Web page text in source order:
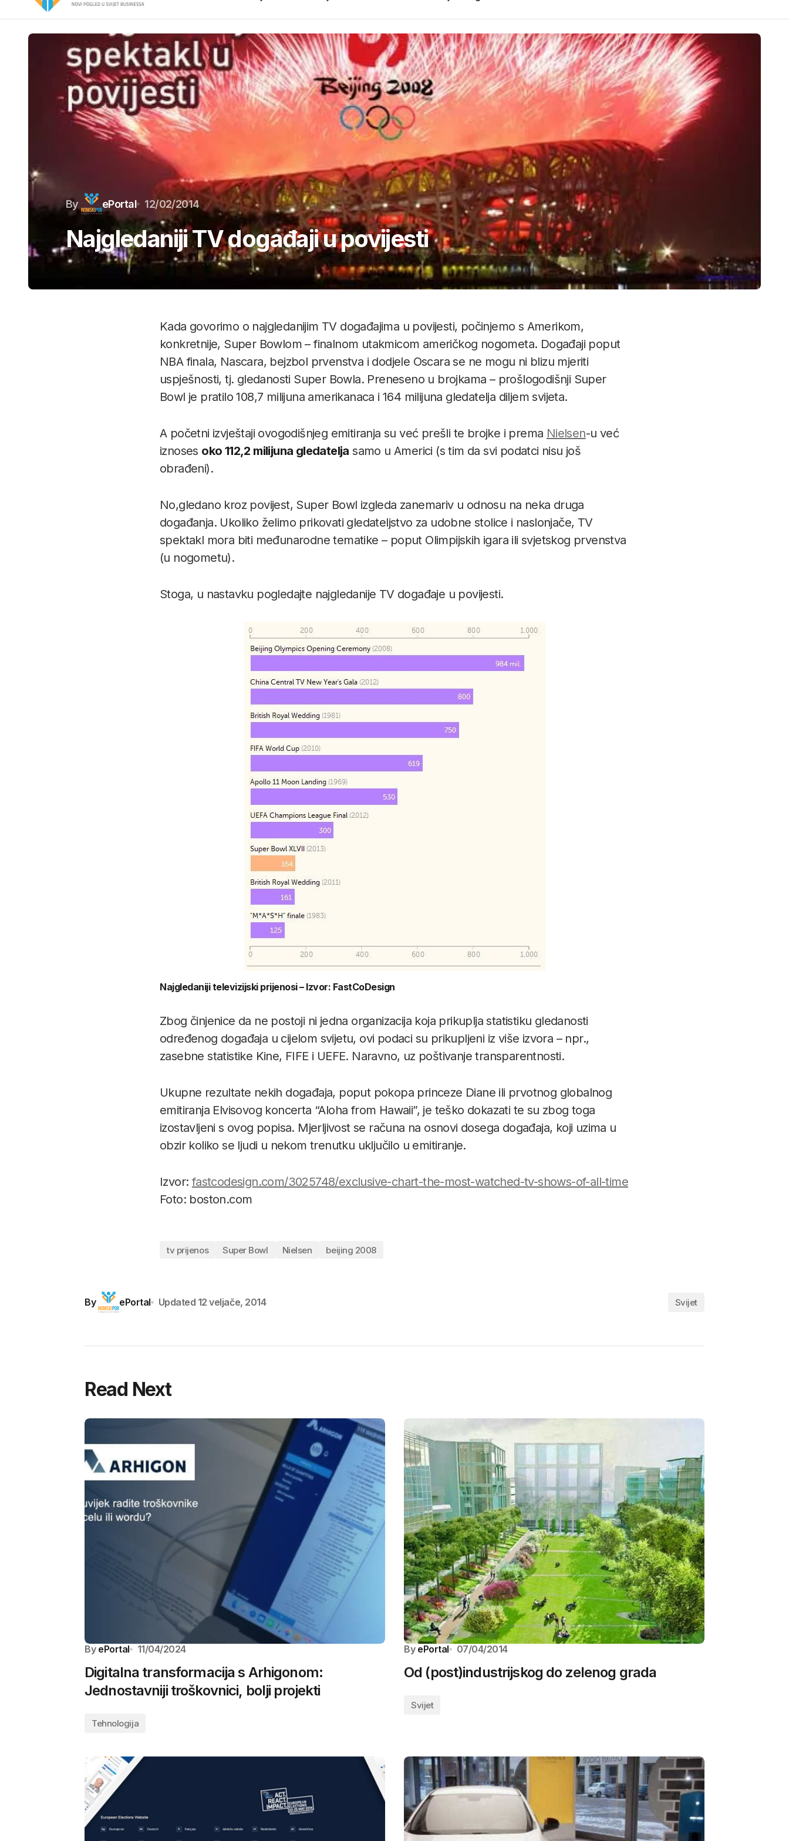
By ePortal 12/02/2014
Najgledaniji TV događaji u povijesti
Kada govorimo o najgledanijim TV događajima u povijesti, počinjemo s Amerikom,
konkretnije, Super Bowlom – finalnom utakmicom američkog nogometa. Događaji poput
NBA finala, Nascara, bejzbol prvenstva i dodjele Oscara se ne mogu ni blizu mjeriti
uspješnosti, tj. gledanosti Super Bowla. Preneseno u brojkama – prošlogodišnji Super
Bowl je pratilo 108,7 milijuna amerikanaca i 164 milijuna gledatelja diljem svijeta.
A početni izvještaji ovogodišnjeg emitiranja su već prešli te brojke i prema Nielsen-u već
iznoses oko 112,2 milijuna gledatelja samo u Americi (s tim da svi podatci nisu još
obrađeni).
No,gledano kroz povijest, Super Bowl izgleda zanemariv u odnosu na neka druga
događanja. Ukoliko želimo prikovati gledateljstvo za udobne stolice i naslonjače, TV
spektakl mora biti međunarodne tematike – poput Olimpijskih igara ili svjetskog prvenstva
(u nogometu).
Stoga, u nastavku pogledajte najgledanije TV događaje u povijesti.
Najgledaniji televizijski prijenosi – Izvor: FastCoDesign
Zbog činjenice da ne postoji ni jedna organizacija koja prikuplja statistiku gledanosti
određenog događaja u cijelom svijetu, ovi podaci su prikupljeni iz više izvora – npr.,
zasebne statistike Kine, FIFE i UEFE. Naravno, uz poštivanje transparentnosti.
Ukupne rezultate nekih događaja, poput pokopa princeze Diane ili prvotnog globalnog
emitiranja Elvisovog koncerta “Aloha from Hawaii”, je teško dokazati te su zbog toga
izostavljeni s ovog popisa. Mjerljivost se računa na osnovi dosega događaja, koji uzima u
obzir koliko se ljudi u nekom trenutku uključilo u emitiranje.
Izvor: fastcodesign.com/3025748/exclusive-chart-the-most-watched-tv-shows-of-all-time
Foto: boston.com
tv prijenos Super Bowl Nielsen beijing 2008
By ePortal Updated 12 veljače, 2014 Svijet
Read Next
By ePortal 11/04/2024
Digitalna transformacija s Arhigonom:
Jednostavniji troškovnici, bolji projekti
Tehnologija
By ePortal 07/04/2014
Od (post)industrijskog do zelenog grada
Svijet